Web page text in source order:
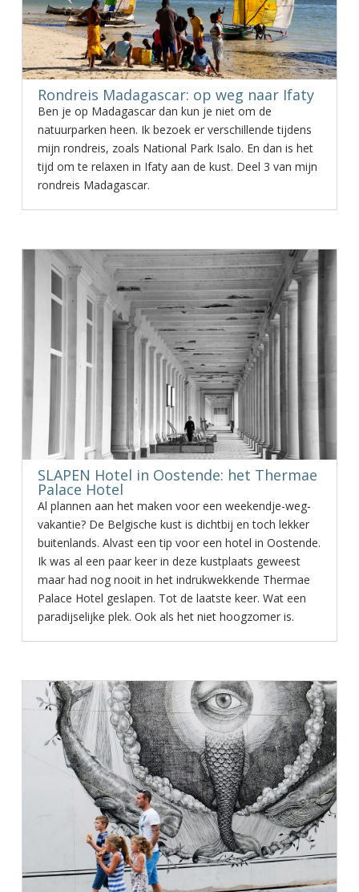
Rondreis Madagascar: op weg naar Ifaty
Ben je op Madagascar dan kun je niet om de
natuurparken heen. Ik bezoek er verschillende tijdens
mijn rondreis, zoals National Park Isalo. En dan is het
tijd om te relaxen in Ifaty aan de kust. Deel 3 van mijn
rondreis Madagascar.
SLAPEN Hotel in Oostende: het Thermae
Palace Hotel
Al plannen aan het maken voor een weekendje-weg-
vakantie? De Belgische kust is dichtbij en toch lekker
buitenlands. Alvast een tip voor een hotel in Oostende.
Ik was al een paar keer in deze kustplaats geweest
maar had nog nooit in het indrukwekkende Thermae
Palace Hotel geslapen. Tot de laatste keer. Wat een
paradijselijke plek. Ook als het niet hoogzomer is.